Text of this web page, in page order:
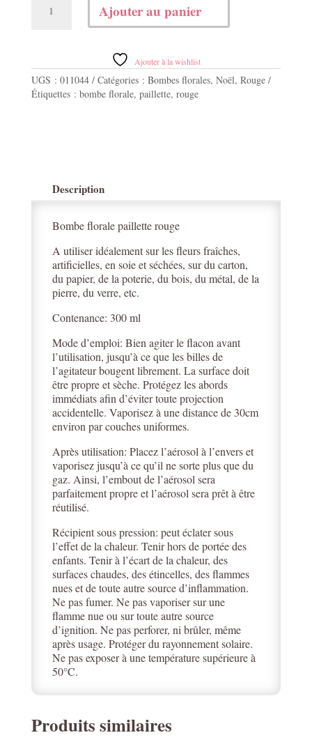
red
Ajouter au panier
Ajouter à la wishlist
UGS : 011044 Catégories : Bombes florales, Noël, Rouge
Étiquettes : bombe florale, paillette, rouge
Description
Bombe florale paillette rouge
A utiliser idéalement sur les fleurs fraîches,
artificielles, en soie et séchées, sur du carton,
du papier, de la poterie, du bois, du métal, de la
pierre, du verre, etc.
Contenance: 300 ml
Mode d’emploi: Bien agiter le flacon avant
l’utilisation, jusqu’à ce que les billes de
l’agitateur bougent librement. La surface doit
être propre et sèche. Protégez les abords
immédiats afin d’éviter toute projection
accidentelle. Vaporisez à une distance de 30cm
environ par couches uniformes.
Après utilisation: Placez l’aérosol à l’envers et
vaporisez jusqu’à ce qu’il ne sorte plus que du
gaz. Ainsi, l’embout de l’aérosol sera
parfaitement propre et l’aérosol sera prêt à être
réutilisé.
Récipient sous pression: peut éclater sous
l’effet de la chaleur. Tenir hors de portée des
enfants. Tenir à l’écart de la chaleur, des
surfaces chaudes, des étincelles, des flammes
nues et de toute autre source d’inflammation.
Ne pas fumer. Ne pas vaporiser sur une
flamme nue ou sur toute autre source
d’ignition. Ne pas perforer, ni brûler, même
après usage. Protéger du rayonnement solaire.
Ne pas exposer à une température supérieure à
50°C.
Produits similaires